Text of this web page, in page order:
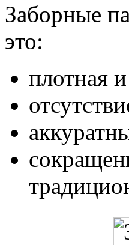
Заборные
это:
плотная